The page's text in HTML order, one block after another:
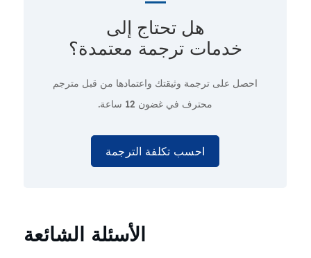
هل تحتاج إلى
خدمات ترجمة معتمدة؟
احصل على ترجمة وثيقتك واعتمادها من قبل مترجم
محترف في غضون 12 ساعة.
احسب تكلفة الترجمة
الأسئلة الشائعة